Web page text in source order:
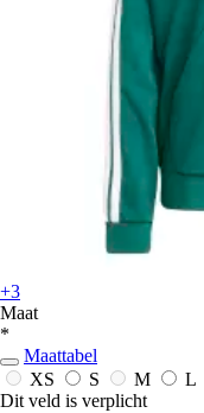
+3
Maat
*
Maattabel
XS
S M L
Dit veld is verplicht